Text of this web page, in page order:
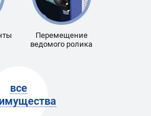
Перемещение
ведомого ролика
все